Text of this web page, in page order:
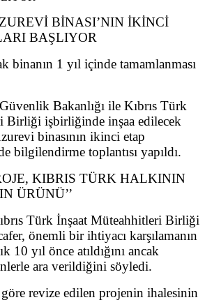
BİNASI’NIN İKİNCİ
BAŞLIYOR
binanın 1 yıl içinde tamamlanması
Bakanlığı ile Kıbrıs Türk
Birliği işbirliğinde inşaa edilecek
binasının ikinci etap
bilgilendirme toplantısı yapıldı.
KIBRIS TÜRK HALKININ
ÜRÜNÜ’’
Türk İnşaat Müteahhitleri Birliği
önemli bir ihtiyacı karşılamanın
10 yıl önce atıldığını ancak
ara verildiğini söyledi.
revize edilen projenin ihalesinin